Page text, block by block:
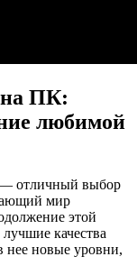
на ПК:
любимой
— отличный выбор
мир
этой
качества
нее новые уровни,